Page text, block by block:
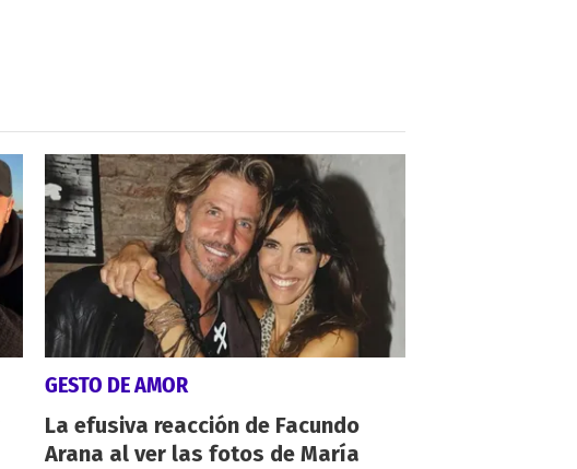
GESTO DE AMOR
La efusiva reacción de Facundo
Arana al ver las fotos de María